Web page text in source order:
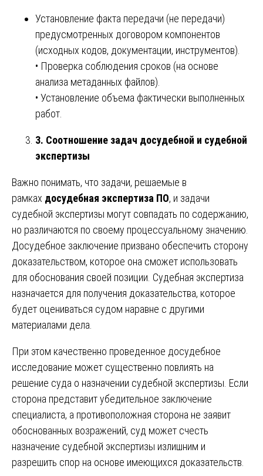
Установление факта передачи (не передачи)
предусмотренных договором компонентов
(исходных кодов, документации, инструментов).
• Проверка соблюдения сроков (на основе
анализа метаданных файлов).
• Установление объема фактически выполненных
работ.
3. Соотношение задач досудебной и судебной
экспертизы
Важно понимать, что задачи, решаемые в
рамках досудебная экспертиза ПО, и задачи
судебной экспертизы могут совпадать по содержанию,
но различаются по своему процессуальному значению.
Досудебное заключение призвано обеспечить сторону
доказательством, которое она сможет использовать
для обоснования своей позиции. Судебная экспертиза
назначается для получения доказательства, которое
будет оцениваться судом наравне с другими
материалами дела.
При этом качественно проведенное досудебное
исследование может существенно повлиять на
решение суда о назначении судебной экспертизы. Если
сторона представит убедительное заключение
специалиста, а противоположная сторона не заявит
обоснованных возражений, суд может счесть
назначение судебной экспертизы излишним и
разрешить спор на основе имеющихся доказательств.